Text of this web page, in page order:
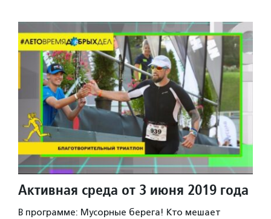
Активная среда от 3 июня 2019 года
В программе: Мусорные берега! Кто мешает